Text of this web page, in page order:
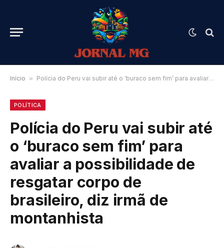
Início » Polícia do Peru vai subir até o ‘buraco sem fim’ para avaliar a possibilidade de resgatar corpo de brasileiro, diz irmã de montanhista
POLÍTICA
Polícia do Peru vai subir até
o ‘buraco sem fim’ para
avaliar a possibilidade de
resgatar corpo de
brasileiro, diz irmã de
montanhista